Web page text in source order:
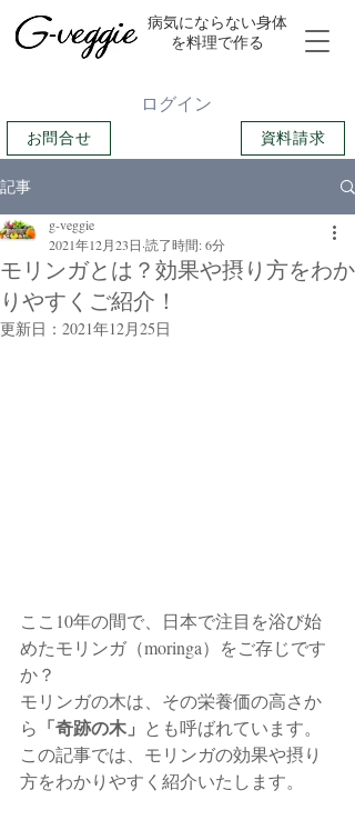
​病気にならない身体
を料理で作る
お問合せ
ログイン
資料請求
記事
モリンガとは？効果や摂り方をわか
りやすくご紹介！
g-veggie
2021年12月23日 読了時間: 6分
更新日： 2021年12月25日
ここ10年の間で、日本で注目を浴び始
めたモリンガ（moringa）をご存じです
か？
モリンガの木は、その栄養価の高さか
ら 「奇跡の木」 とも呼ばれています。
この記事では、モリンガの効果や摂り
方をわかりやすく紹介いたします。